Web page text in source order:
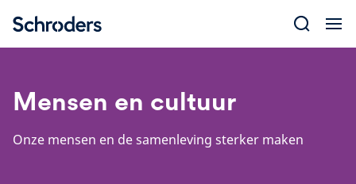
content
Mensen en cultuur
Onze mensen en de samenleving sterker maken